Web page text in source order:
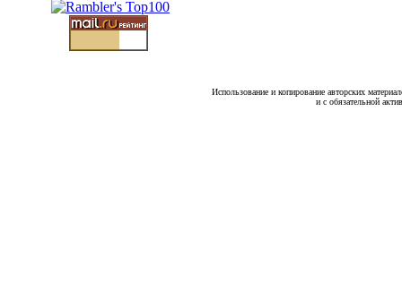
Использование и копирование авторских
и с обязательной